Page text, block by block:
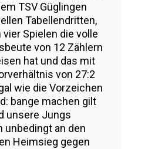
TSV Güglingen
Tabellendritten,
vier Spielen die volle
von 12 Zählern
hat und das mit
von 27:2
wie die Vorzeichen
bange machen gilt
unsere Jungs
unbedingt an den
Heimsieg gegen